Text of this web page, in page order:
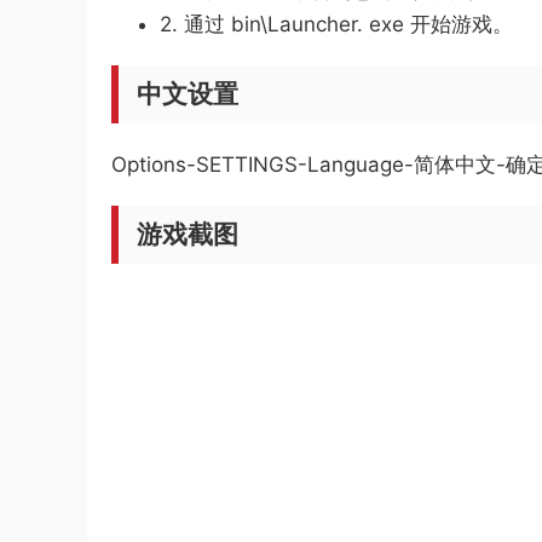
2. 通过 bin\Launcher. exe 开始游戏。
中文设置
Options-SETTINGS-Language-简体中文-确
游戏截图